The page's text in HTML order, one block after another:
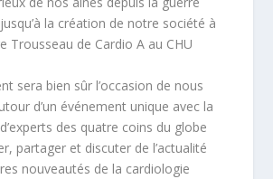
la création de notre société à
Trousseau de Cardio A au CHU
sera bien sûr l’occasion de nous
d’un événement unique avec la
des quatre coins du globe
partager et discuter de l’actualité
nouveautés de la cardiologie